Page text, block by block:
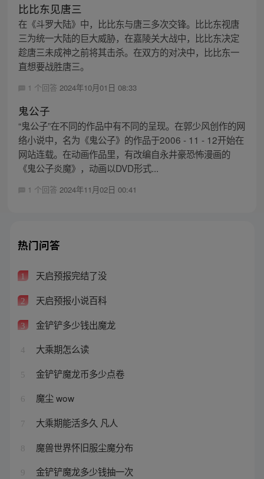
比比东见唐三
在《斗罗大陆》中，比比东与唐三多次交锋。比比东视唐
三为统一大陆的巨大威胁，在嘉陵关大战中，比比东决定
趁唐三未成神之前将其击杀。在双方的对决中，比比东一
直想要战胜唐三。
1 个回答 2024年10月01日 08:33
鬼公子
“鬼公子”在不同的作品中有不同的呈现。在郭少风创作的网
络小说中，名为《鬼公子》的作品于2006 - 11 - 12开始在
网站连载。在动画作品里，有改编自永井豪恐怖漫画的
《鬼公子炎魔》，动画以DVD形式...
1 个回答 2024年11月02日 00:41
热门问答
1 天启预报完结了没
2 天启预报小说百科
3 金铲铲多少钱出魔龙
4 大乘期怎么读
5 金铲铲魔龙币多少点卷
6 魔尘 wow
7 大乘期能活多久 凡人
8 魔兽世界怀旧服尘魔分布
9 金铲铲魔龙多少钱抽一次